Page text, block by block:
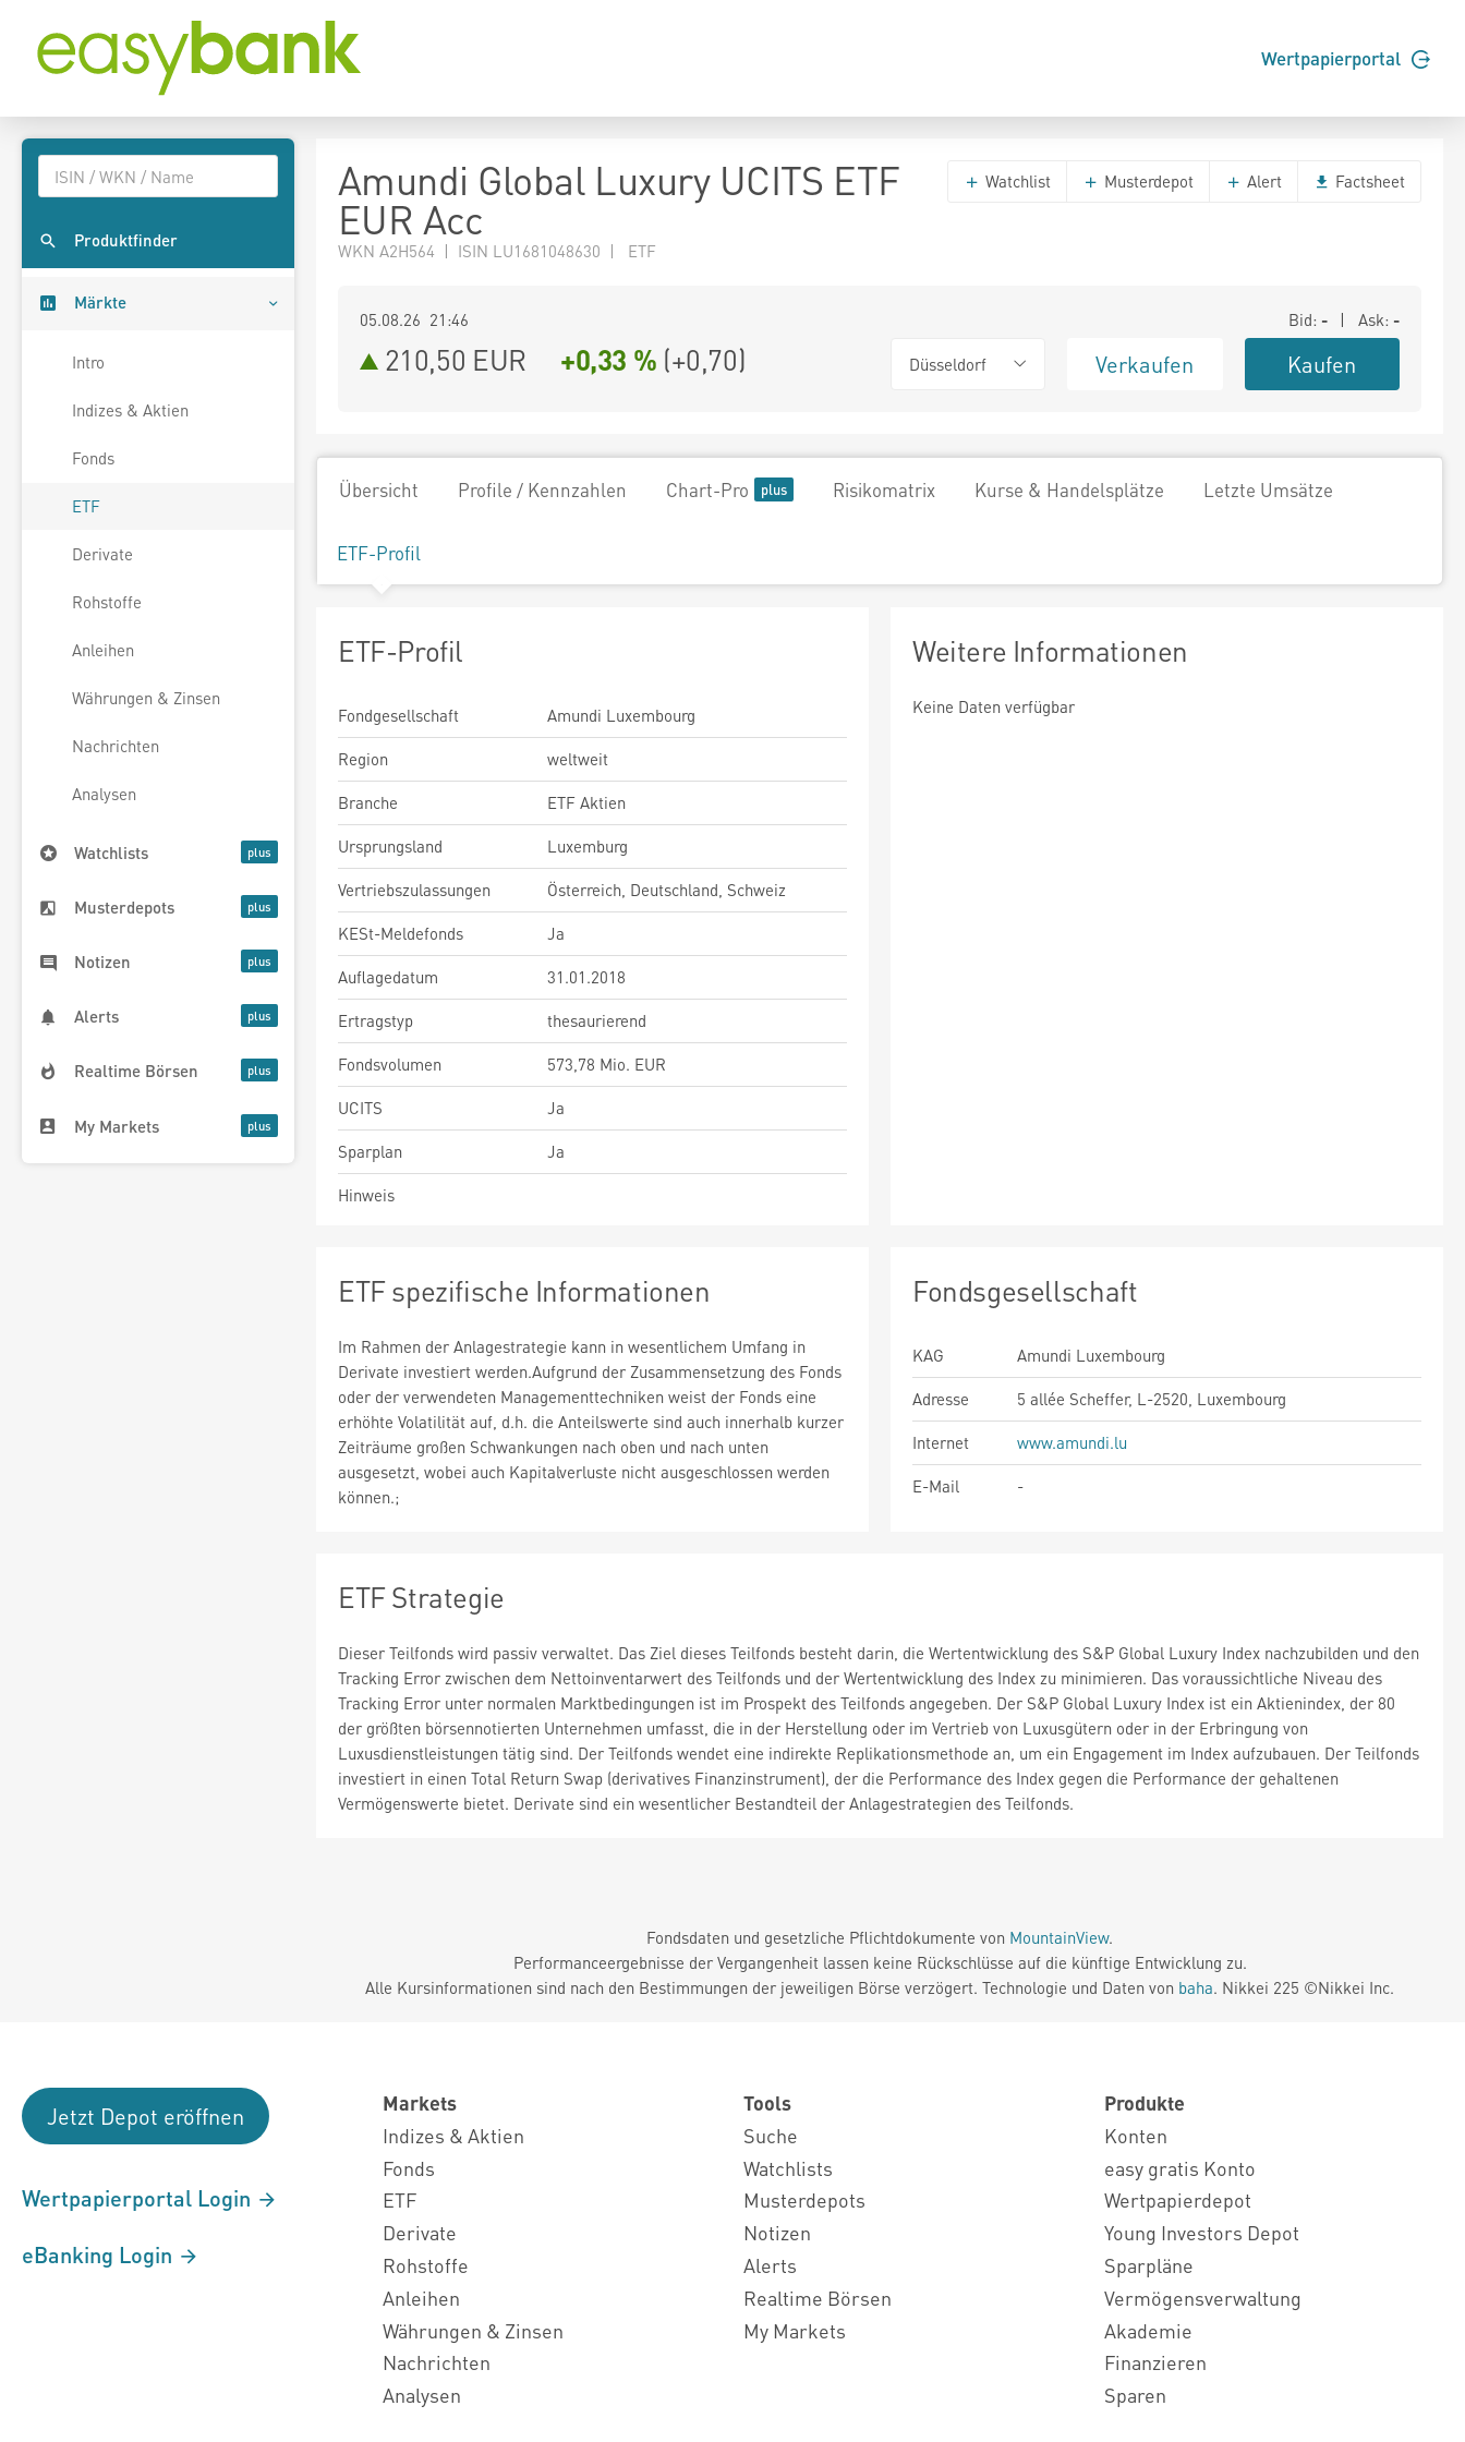
Wertpapierportal
Produktfinder
Märkte
Intro
Indizes & Aktien
Fonds
ETF
Derivate
Rohstoffe
Anleihen
Währungen & Zinsen
Nachrichten
Analysen
Watchlists
Musterdepots
Notizen
Alerts
Realtime Börsen
My Markets
Amundi Global Luxury UCITS ETF
EUR Acc
WKN A2H564 | ISIN LU1681048630 | ETF
Watchlist Musterdepot Alert Factsheet
05.08.26 21:46 Bid: - | Ask: -
210,50 EUR +0,33 % (+0,70) Düsseldorf Verkaufen Kaufen
Übersicht Profile / Kennzahlen Chart-Pro Risikomatrix Kurse & Handelsplätze Letzte Umsätze
ETF-Profil
ETF-Profil
Fondgesellschaft
Amundi Luxembourg
Region
weltweit
Branche
ETF Aktien
Ursprungsland
Luxemburg
Vertriebszulassungen
Österreich, Deutschland, Schweiz
KESt-Meldefonds
Ja
Auflagedatum
31.01.2018
Ertragstyp
thesaurierend
Fondsvolumen
573,78 Mio. EUR
UCITS
Ja
Sparplan
Ja
Hinweis
Weitere Informationen
Keine Daten verfügbar
ETF spezifische Informationen
Im Rahmen der Anlagestrategie kann in wesentlichem Umfang in
Derivate investiert werden.Aufgrund der Zusammensetzung des Fonds
oder der verwendeten Managementtechniken weist der Fonds eine
erhöhte Volatilität auf, d.h. die Anteilswerte sind auch innerhalb kurzer
Zeiträume großen Schwankungen nach oben und nach unten
ausgesetzt, wobei auch Kapitalverluste nicht ausgeschlossen werden
können.;
Fondsgesellschaft
KAG
Amundi Luxembourg
Adresse
5 allée Scheffer, L-2520, Luxembourg
Internet
www.amundi.lu
E-Mail
-
ETF Strategie
Dieser Teilfonds wird passiv verwaltet. Das Ziel dieses Teilfonds besteht darin, die Wertentwicklung des S&P Global Luxury Index nachzubilden und den
Tracking Error zwischen dem Nettoinventarwert des Teilfonds und der Wertentwicklung des Index zu minimieren. Das voraussichtliche Niveau des
Tracking Error unter normalen Marktbedingungen ist im Prospekt des Teilfonds angegeben. Der S&P Global Luxury Index ist ein Aktienindex, der 80
der größten börsennotierten Unternehmen umfasst, die in der Herstellung oder im Vertrieb von Luxusgütern oder in der Erbringung von
Luxusdienstleistungen tätig sind. Der Teilfonds wendet eine indirekte Replikationsmethode an, um ein Engagement im Index aufzubauen. Der Teilfonds
investiert in einen Total Return Swap (derivatives Finanzinstrument), der die Performance des Index gegen die Performance der gehaltenen
Vermögenswerte bietet. Derivate sind ein wesentlicher Bestandteil der Anlagestrategien des Teilfonds.
Fondsdaten und gesetzliche Pflichtdokumente von MountainView.
Performanceergebnisse der Vergangenheit lassen keine Rückschlüsse auf die künftige Entwicklung zu.
Alle Kursinformationen sind nach den Bestimmungen der jeweiligen Börse verzögert. Technologie und Daten von baha. Nikkei 225 ©Nikkei Inc.
Jetzt Depot eröffnen
Wertpapierportal Login
eBanking Login
Markets
Indizes & Aktien
Fonds
ETF
Derivate
Rohstoffe
Anleihen
Währungen & Zinsen
Nachrichten
Analysen
Tools
Suche
Watchlists
Musterdepots
Notizen
Alerts
Realtime Börsen
My Markets
Produkte
Konten
easy gratis Konto
Wertpapierdepot
Young Investors Depot
Sparpläne
Vermögensverwaltung
Akademie
Finanzieren
Sparen